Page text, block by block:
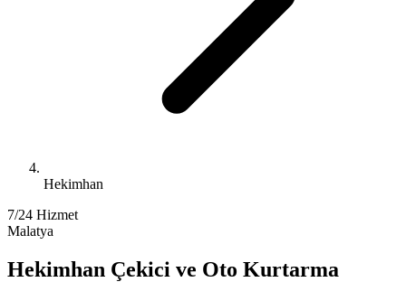
Hekimhan
7/24 Hizmet
Malatya
Hekimhan Çekici ve Oto Kurtarma